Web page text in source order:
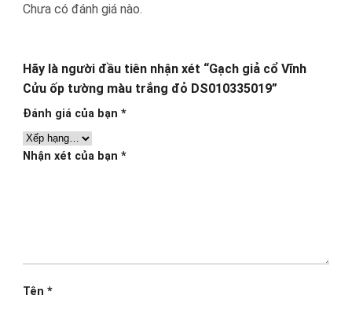
Chưa có đánh giá nào.
Hãy là người đầu tiên nhận xét “Gạch giả cổ Vĩnh
Cửu ốp tường màu trắng đỏ DS010335019”
Đánh giá của bạn *
Nhận xét của bạn *
Tên *